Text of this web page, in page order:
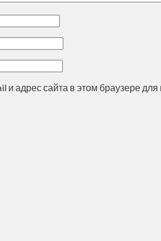
и адрес сайта в этом браузере